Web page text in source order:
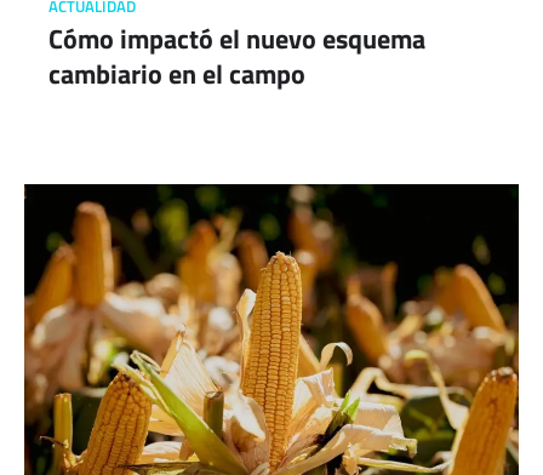
ACTUALIDAD
Cómo impactó el nuevo esquema
cambiario en el campo